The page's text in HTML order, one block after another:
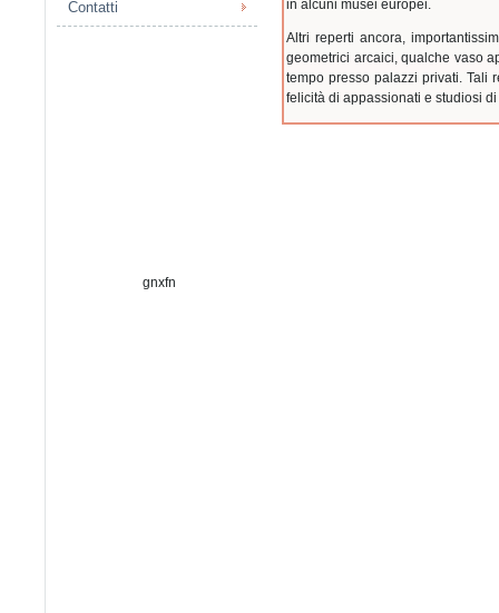
Contatti
gnxfn
in alcuni musei europei.
Altri reperti ancora,
geometrici arcaici, qualche vaso
tempo presso palazzi privati. Tali
felicità di appassionati e studiosi